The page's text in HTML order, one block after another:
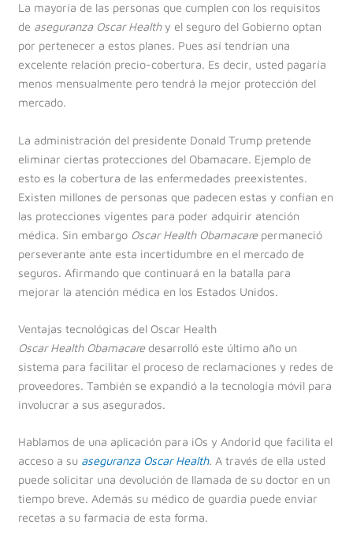
La mayoría de las personas que cumplen con los requisitos
de aseguranza Oscar Healthy el seguro del Gobierno optan
por pertenecer a estos planes. Pues así tendrían una
excelente relación precio-cobertura. Es decir, usted pagaría
menos mensualmente pero tendrá la mejor protección del
mercado.
La administración del presidente Donald Trump pretende
eliminar ciertas protecciones del Obamacare. Ejemplo de
esto es la cobertura de las enfermedades preexistentes.
Existen millones de personas que padecen estas y confían en
las protecciones vigentes para poder adquirir atención
médica. Sin embargo Oscar Health Obamacarepermaneció
perseverante ante esta incertidumbre en el mercado de
seguros. Afirmando que continuará en la batalla para
mejorar la atención médica en los Estados Unidos.
Ventajas tecnológicas del Oscar Health
Oscar Health Obamacaredesarrolló este último año un
sistema para facilitar el proceso de reclamaciones y redes de
proveedores. También se expandió a la tecnología móvil para
involucrar a sus asegurados.
Hablamos de una aplicación para iOs y Andorid que facilita el
acceso a su aseguranza Oscar Health. A través de ella usted
puede solicitar una devolución de llamada de su doctor en un
tiempo breve. Además su médico de guardia puede enviar
recetas a su farmacia de esta forma.